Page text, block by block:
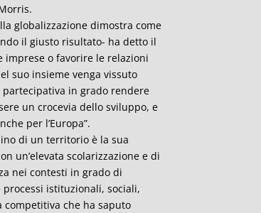
globalizzazione dimostra come
il giusto risultato- ha detto il
imprese o favorire le relazioni
suo insieme venga vissuto
in grado rendere
un crocevia dello sviluppo, e
per l’Europa”.
di un territorio è la sua
un’elevata scolarizzazione e di
nei contesti in grado di
istituzionali, sociali,
competitiva che ha saputo